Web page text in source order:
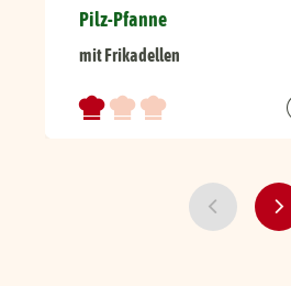
Pilz-Pfanne
mit Frikadellen